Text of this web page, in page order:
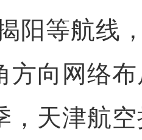
阳等航线
方向网络
天津航空